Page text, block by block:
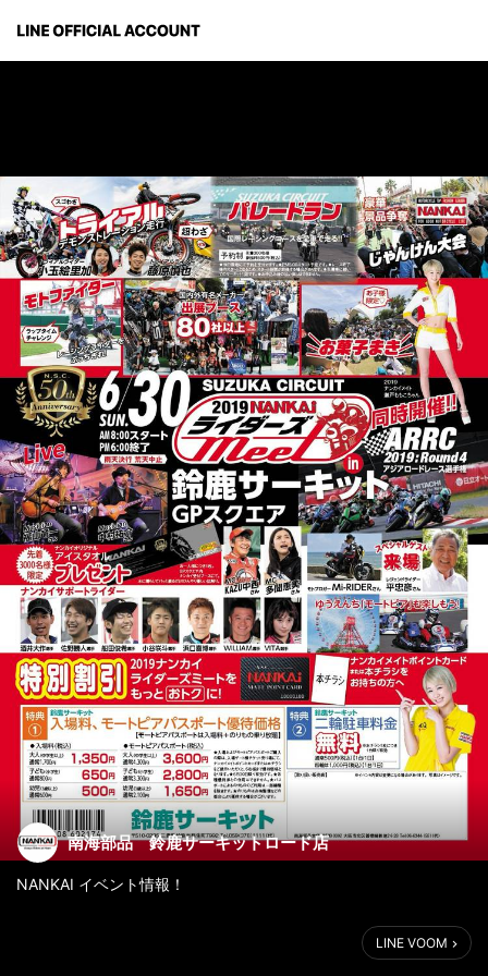
南海部品 鈴鹿サーキットロード店
NANKAI イベント情報！
いよいよ、開催まで1ヶ月少しとなりました、三重県の鈴鹿サーキ
ットにて開催されます南海スピードショップ結成50周年記念
LINE VOOM